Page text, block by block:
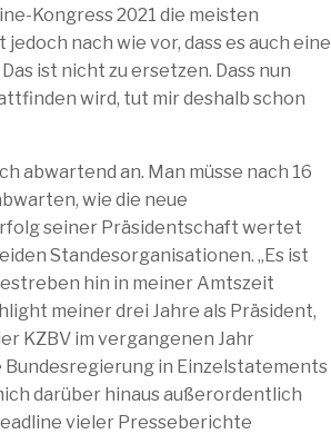
Kongress 2021 die meisten
nach wie vor, dass es auch eine
ist nicht zu ersetzen. Dass nun
wird, tut mir deshalb schon
abwartend an. Man müsse nach 16
wie die neue
seiner Präsidentschaft wertet
Standesorganisationen. „Es ist
hin in meiner Amtszeit
meiner drei Jahre als Präsident,
KZBV im vergangenen Jahr
in Einzelstatements
darüber hinaus außerordentlich
vieler Presseberichte